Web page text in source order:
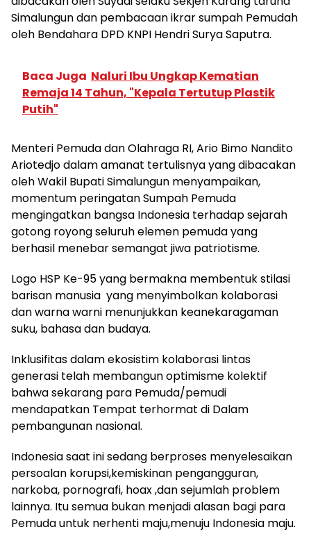
Simalungun dan pembacaan ikrar sumpah Pemudah
oleh Bendahara DPD KNPI Hendri Surya Saputra.
Baca Juga Naluri Ibu Ungkap Kematian
Remaja 14 Tahun, "Kepala Tertutup Plastik
Putih"
Menteri Pemuda dan Olahraga RI, Ario Bimo Nandito
Ariotedjo dalam amanat tertulisnya yang dibacakan
oleh Wakil Bupati Simalungun menyampaikan,
momentum peringatan Sumpah Pemuda
mengingatkan bangsa Indonesia terhadap sejarah
gotong royong seluruh elemen pemuda yang
berhasil menebar semangat jiwa patriotisme.
Logo HSP Ke-95 yang bermakna membentuk stilasi
barisan manusia yang menyimbolkan kolaborasi
dan warna warni menunjukkan keanekaragaman
suku, bahasa dan budaya.
Inklusifitas dalam ekosistim kolaborasi lintas
generasi telah membangun optimisme kolektif
bahwa sekarang para Pemuda/pemudi
mendapatkan Tempat terhormat di Dalam
pembangunan nasional.
Indonesia saat ini sedang berproses menyelesaikan
persoalan korupsi,kemiskinan pengangguran,
narkoba, pornografi, hoax ,dan sejumlah problem
lainnya. Itu semua bukan menjadi alasan bagi para
Pemuda untuk nerhenti maju,menuju Indonesia maju.